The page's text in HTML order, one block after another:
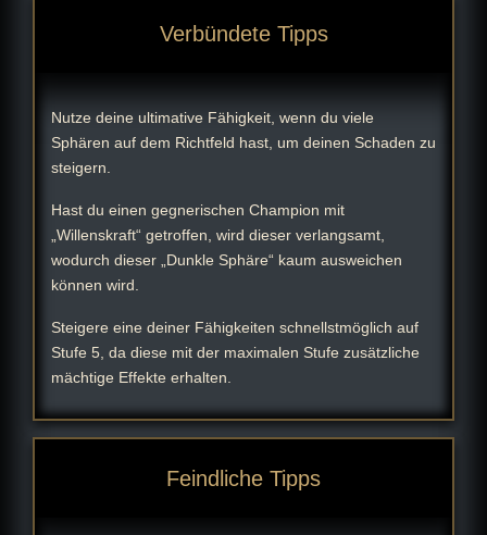
Verbündete Tipps
Nutze deine ultimative Fähigkeit, wenn du viele
Sphären auf dem Richtfeld hast, um deinen Schaden zu
steigern.
Hast du einen gegnerischen Champion mit
„Willenskraft“ getroffen, wird dieser verlangsamt,
wodurch dieser „Dunkle Sphäre“ kaum ausweichen
können wird.
Steigere eine deiner Fähigkeiten schnellstmöglich auf
Stufe 5, da diese mit der maximalen Stufe zusätzliche
mächtige Effekte erhalten.
Feindliche Tipps